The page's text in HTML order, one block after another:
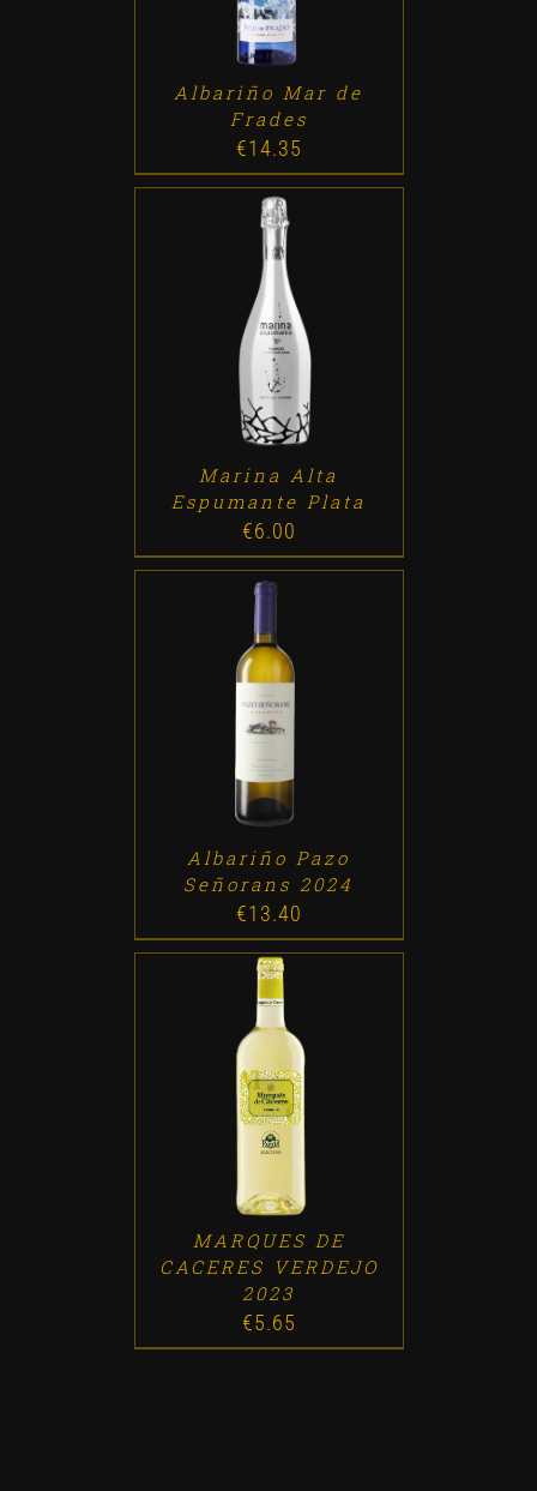
Albariño Mar de
Frades
€14.35
ADD TO CART / DETALLES
Marina Alta
Espumante Plata
€6.00
ADD TO CART /
Albariño Pazo
Señorans 2024
€13.40
ADD TO CART / DETALLES
MARQUES DE
CACERES VERDEJO
2023
€5.65